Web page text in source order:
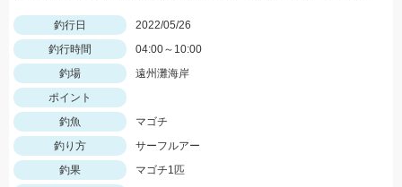
釣行日
2022/05/26
釣行時間
04:00～10:00
釣場
遠州灘海岸
ポイント
釣魚
マゴチ
釣り方
サーフルアー
釣果
マゴチ1匹